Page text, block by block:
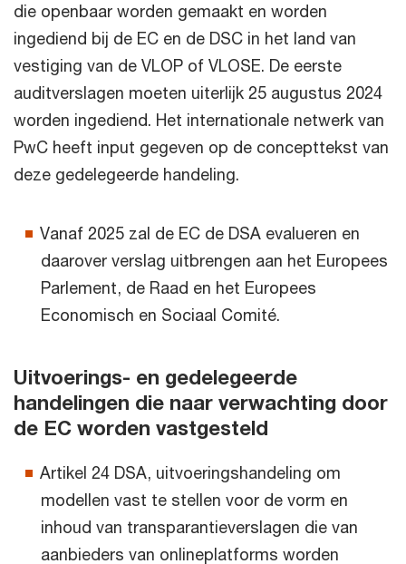
die openbaar worden gemaakt en worden
ingediend bij de EC en de DSC in het land van
vestiging van de VLOP of VLOSE. De eerste
auditverslagen moeten uiterlijk 25 augustus 2024
worden ingediend. Het internationale netwerk van
PwC heeft input gegeven op de concepttekst van
deze gedelegeerde handeling.
Vanaf 2025 zal de EC de DSA evalueren en
daarover verslag uitbrengen aan het Europees
Parlement, de Raad en het Europees
Economisch en Sociaal Comité.
Uitvoerings- en gedelegeerde
handelingen die naar verwachting door
de EC worden vastgesteld
Artikel 24 DSA, uitvoeringshandeling om
modellen vast te stellen voor de vorm en
inhoud van transparantieverslagen die van
aanbieders van onlineplatforms worden